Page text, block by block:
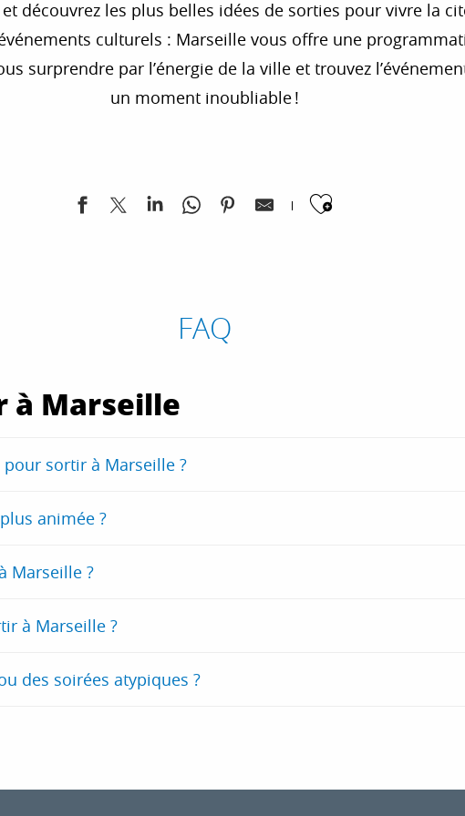
découvrez les plus belles idées de sorties pour vivre la
culturels : Marseille vous offre une
surprendre par l’énergie de la ville et trouvez
un moment inoubliable !
Ajouter
FAQ
à Marseille
sortir à Marseille ?
animée ?
Marseille ?
à Marseille ?
des soirées atypiques ?